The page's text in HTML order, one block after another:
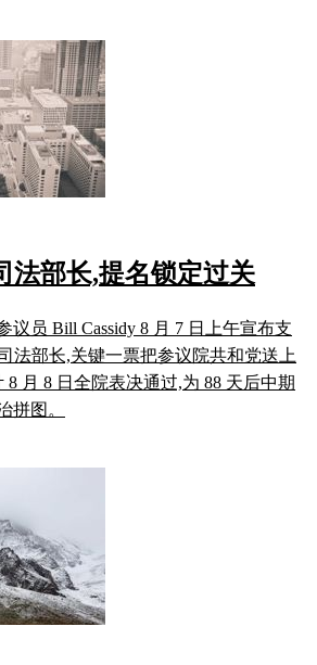
法部长,提名锁定过关
议员 Bill Cassidy 8 月 7 日上午宣布支
法部长,关键一票把参议院共和党送上
8 月 8 日全院表决通过,为 88 天后中期
拼图。